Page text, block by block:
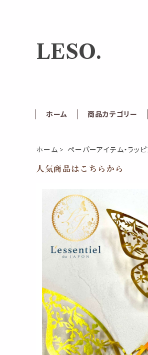
LESO.
ホーム 商品カテゴリー
ホーム ペーパーアイテム・ラッ
人気商品はこちらから